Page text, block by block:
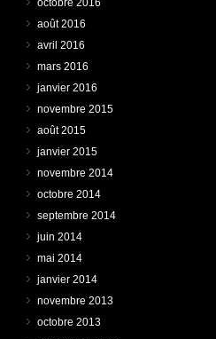
octobre 2016
août 2016
avril 2016
mars 2016
janvier 2016
novembre 2015
août 2015
janvier 2015
novembre 2014
octobre 2014
septembre 2014
juin 2014
mai 2014
janvier 2014
novembre 2013
octobre 2013